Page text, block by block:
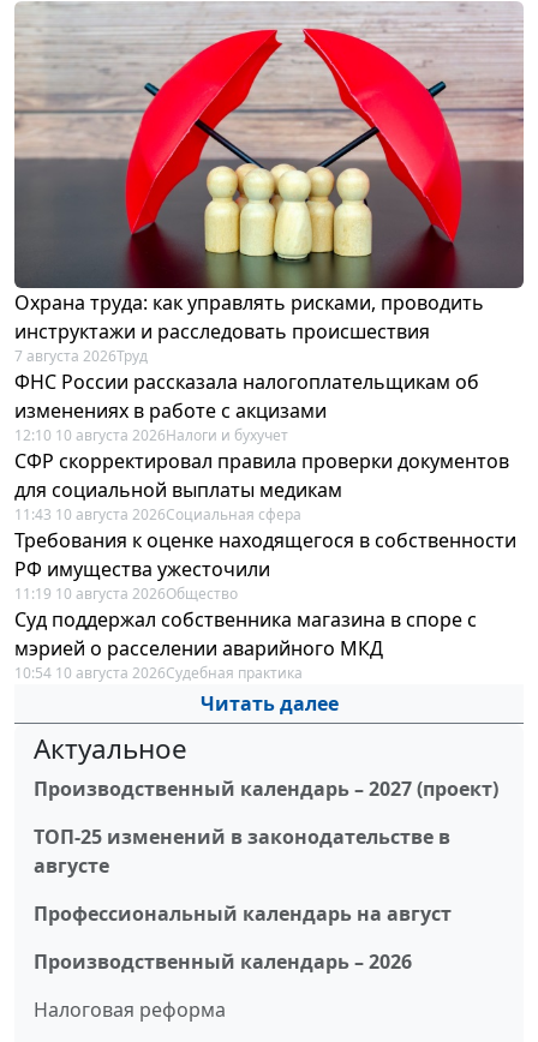
Охрана труда: как управлять рисками, проводить
инструктажи и расследовать происшествия
7 августа 2026Труд
ФНС России рассказала налогоплательщикам об
изменениях в работе с акцизами
12:10 10 августа 2026Налоги и бухучет
СФР скорректировал правила проверки документов
для социальной выплаты медикам
11:43 10 августа 2026Социальная сфера
Требования к оценке находящегося в собственности
РФ имущества ужесточили
11:19 10 августа 2026Общество
Суд поддержал собственника магазина в споре с
мэрией о расселении аварийного МКД
10:54 10 августа 2026Судебная практика
Читать далее
Актуальное
Производственный календарь – 2027 (проект)
ТОП-25 изменений в законодательстве в
августе
Профессиональный календарь на август
Производственный календарь – 2026
Налоговая реформа